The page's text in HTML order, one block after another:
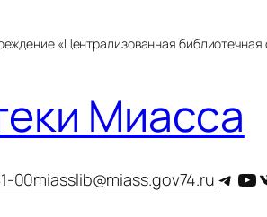
«Централизованная библиотечная
Миасса
00miasslib@miass.gov74.ru